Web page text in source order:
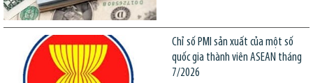
Chỉ số PMI sản xuất của một số
quốc gia thành viên ASEAN tháng
7/2026